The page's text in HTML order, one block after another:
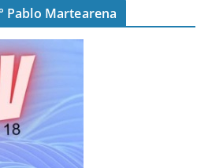
Pablo Martearena